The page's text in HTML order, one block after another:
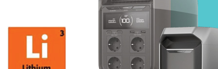
Accessoires toilettes
Pied de table et accessoires
ART DE LA TABLE
Lot de Vaisselle Mélamine
Vaisselle Mélamine
Pour faire la vaisselle
Ménagères et couverts
Poêles et casseroles